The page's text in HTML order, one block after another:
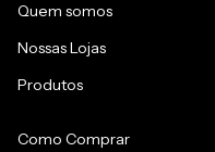
Quem somos
Nossas Lojas
Produtos
Como Comprar